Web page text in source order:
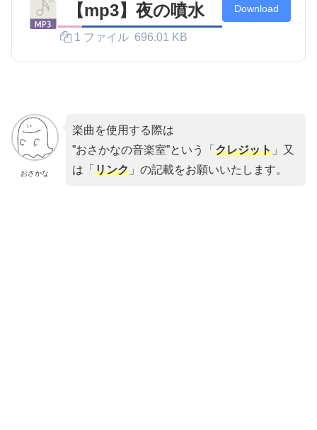
【mp3】夜の噴水
1 ファイル 696.01 KB
Download
おさかな
楽曲を使用する際は
”おさかなの音楽室”という「 クレジット」又
は「 リンク」の記載をお願いいたします。